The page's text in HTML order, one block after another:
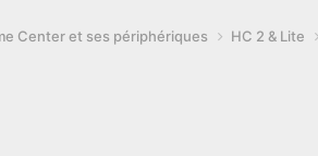
Center et ses périphériques HC 2 & Lite